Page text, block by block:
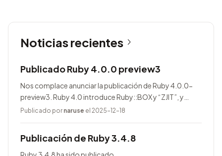
Noticias recientes
Publicado Ruby 4.0.0 preview3
Nos complace anunciar la publicación de Ruby 4.0.0-
preview3. Ruby 4.0 introduce Ruby::BOX y “ZJIT”, y
agrega muchas mejoras.
Publicado por naruse el 2025-12-18
Publicación de Ruby 3.4.8